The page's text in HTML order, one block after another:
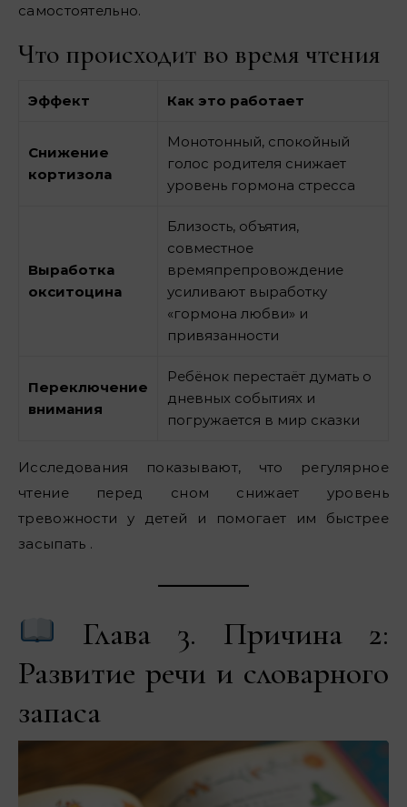
самостоятельно.
Что происходит во время чтения
Эффект Как это работает
Снижение
кортизола
Монотонный, спокойный
голос родителя снижает
уровень гормона стресса
Выработка
окситоцина
Близость, объятия,
совместное
времяпрепровождение
усиливают выработку
«гормона любви» и
привязанности
Переключение
внимания
Ребёнок перестаёт думать о
дневных событиях и
погружается в мир сказки
Исследования показывают, что регулярное
чтение перед сном снижает уровень
тревожности у детей и помогает им быстрее
засыпать .
Глава 3. Причина 2:
Развитие речи и словарного
запаса